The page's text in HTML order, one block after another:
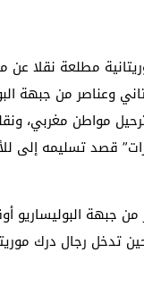
مطلعة نقلا
وعناصر من جبهة
مواطن مغربي،
قصد تسليمه إلى
جبهة البوليساريو
تدخل رجال درك